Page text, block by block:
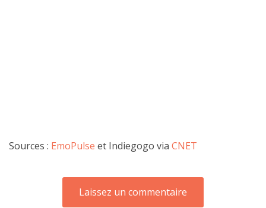
Sources : EmoPulse et Indiegogo via CNET